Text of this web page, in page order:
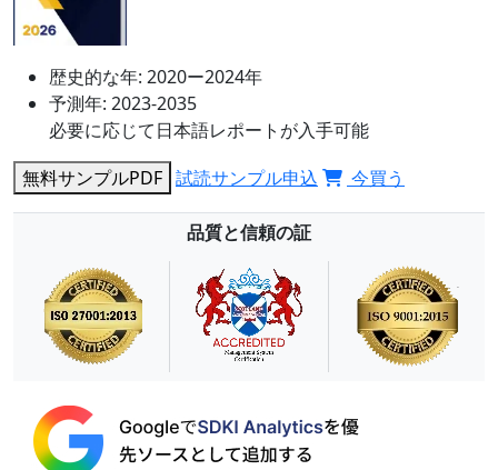
歴史的な年: 2020ー2024年
予測年: 2023-2035
必要に応じて日本語レポートが入手可能
無料サンプルPDF 試読サンプル申込 今買う
品質と信頼の証